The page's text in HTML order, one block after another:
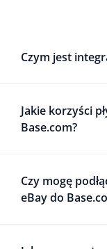
Czym jest
Jakie korzyści
Base.com?
Czy mogę
eBay do